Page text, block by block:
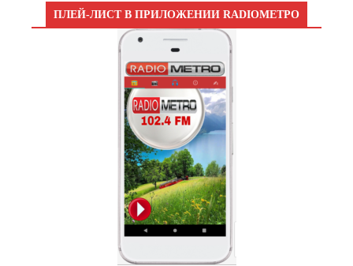
ПЛЕЙ-ЛИСТ В ПРИЛОЖЕНИИ RADIOМЕТРО